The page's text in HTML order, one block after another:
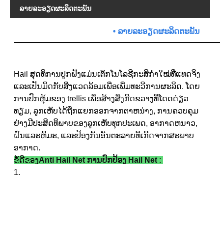
ລາຍ​ລະ​ອຽດ​ຜະ​ລິດ​ຕະ​ພັນ
• ລາຍ​ລະ​ອຽດ​ຜະ​ລິດ​ຕະ​ພັນ
Hail ສຸດທິການ​ປູກ​ຝັງ​ແມ່ນ​ເຕັກ​ໂນ​ໂລ​ຊີ​ກະ​ສິ​ກຳ​ໃໝ່​ທີ່​ແທດ​ຈິງ​
ແລະ​ເປັນ​ມິດ​ກັບ​ສິ່ງ​ແວດ​ລ້ອມ​ເພື່ອ​ເພີ່ມ​ທະ​ວີ​ການ​ຜະ​ລິດ. ໂດຍ
ການປົກຫຸ້ມຂອງ trellis ເພື່ອສ້າງສິ່ງກີດຂວາງທີ່ໂດດດ່ຽວ
ທຽມ, ລູກເຫັບໄດ້ຖືກແຍກອອກຈາກຕາຫນ່າງ, ການຄວບຄຸມ
ຢ່າງມີປະສິດທິພາບຂອງລູກເຫັບທຸກປະເພດ, ອາກາດຫນາວ,
ຝົນແລະຫິມະ, ແລະປ້ອງກັນອັນຕະລາຍທີ່ເກີດຈາກສະພາບ
ອາກາດ.
ຂໍ້ດີຂອງAnti Hail Net ການປົກປ້ອງ Hail Net :
1.